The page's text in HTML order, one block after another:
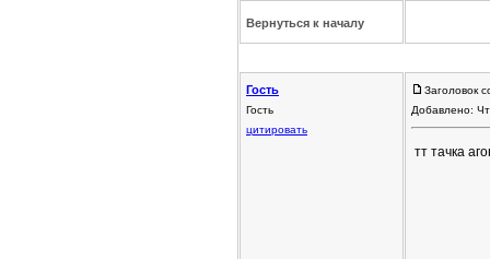
Вернуться к началу
Гость
Гость
цитировать
Заголовок
Добавлено:
тт тачка